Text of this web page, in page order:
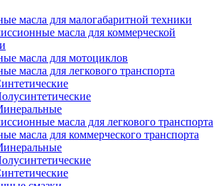
масла для малогабаритной техники
масла для коммерческой
масла для мотоциклов
масла для легкового транспорта
масла для легкового транспорта
масла для коммерческого транспорта